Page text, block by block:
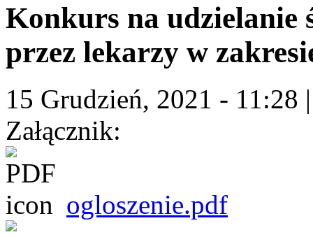
Konkurs na udzielanie
przez lekarzy w
15 Grudzień, 2021 - 11:28
Załącznik:
ogloszenie.pdf